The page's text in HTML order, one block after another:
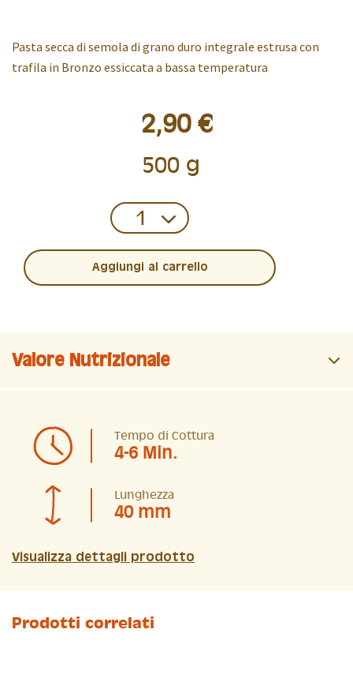
Pasta secca di semola di grano duro integrale estrusa con
trafila in Bronzo essiccata a bassa temperatura
2,90 €
Confezione
500 g
Aggiungi al carrello
Tempo di Cottura
4-6 Min.
Lunghezza
40 mm
Visualizza dettagli prodotto
Valore Nutrizionale
Prodotti correlati